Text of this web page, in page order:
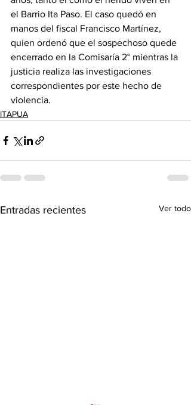
el Barrio Ita Paso. El caso quedó en
manos del fiscal Francisco Martínez,
quien ordenó que el sospechoso quede
encerrado en la Comisaría 2° mientras la
justicia realiza las investigaciones
correspondientes por este hecho de
violencia.
ITAPUA
Entradas recientes Ver todo